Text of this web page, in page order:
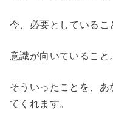
今、必要としているこ
意識が向いていること
そういったことを、
てくれます。